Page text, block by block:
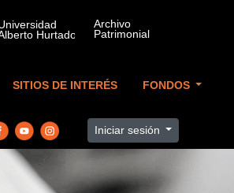
SITIOS DE INTERÉS FONDOS
Iniciar sesión